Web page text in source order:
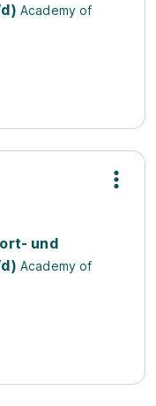
Academy of
und
Academy of